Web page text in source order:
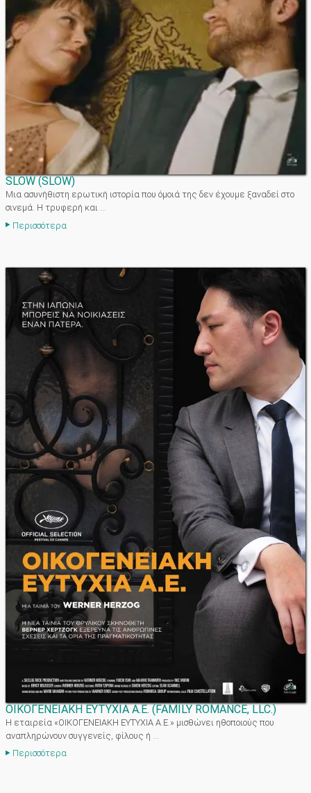
SLOW(SLOW)
Mια ασυνήθιστη ερωτική ιστορία που όμοιά της δεν έχουμε ξαναδεί στο
σινεμά. H τρυφερή και ...
Περισσότερα
ΟΙΚΟΓΕΝΕΙΑΚΗ ΕΥΤΥΧΙΑ Α.Ε.(FAMILY ROMANCE, LLC.)
Η εταιρεία «OIKOΓΕΝΕΙΑΚΗ ΕΥΤΥΧΙΑ Α.Ε.» μισθώνει ηθοποιούς που
αναπληρώνουν συγγενείς, φίλους ή ...
Περισσότερα